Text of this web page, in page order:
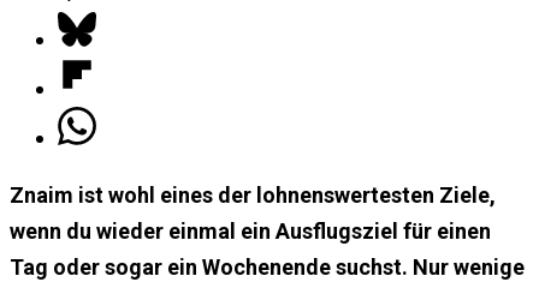
Znaim ist wohl eines der lohnenswertesten Ziele,
wenn du wieder einmal ein Ausflugsziel für einen
Tag oder sogar ein Wochenende suchst. Nur wenige